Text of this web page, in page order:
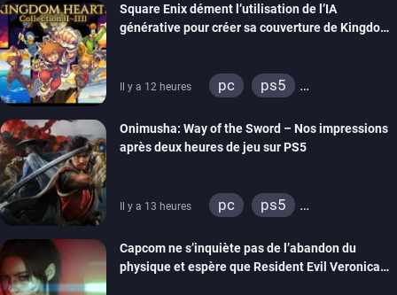
Square Enix dément l’utilisation de l’IA
générative pour créer sa couverture de Kingdom
Il y a 12 heures pc
ps5
Onimusha: Way of the Sword – Nos impressions
après deux heures de jeu sur PS5
Il y a 13 heures pc
ps5
Capcom ne s’inquiète pas de l’abandon du
physique et espère que Resident Evil Veronica